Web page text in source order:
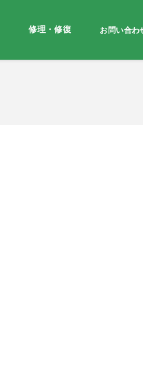
修理・修復 お問い合わ